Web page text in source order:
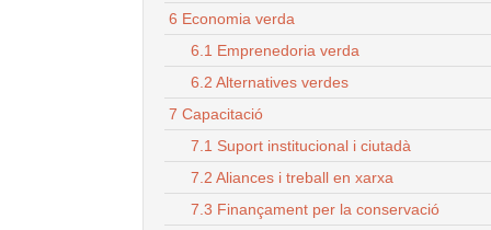
6 Economia verda
6.1 Emprenedoria verda
6.2 Alternatives verdes
7 Capacitació
7.1 Suport institucional i ciutadà
7.2 Aliances i treball en xarxa
7.3 Finançament per la conservació